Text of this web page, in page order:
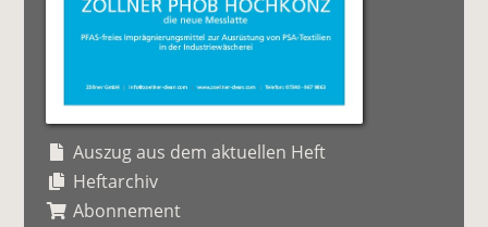
Auszug aus dem aktuellen Heft
Heftarchiv
Abonnement